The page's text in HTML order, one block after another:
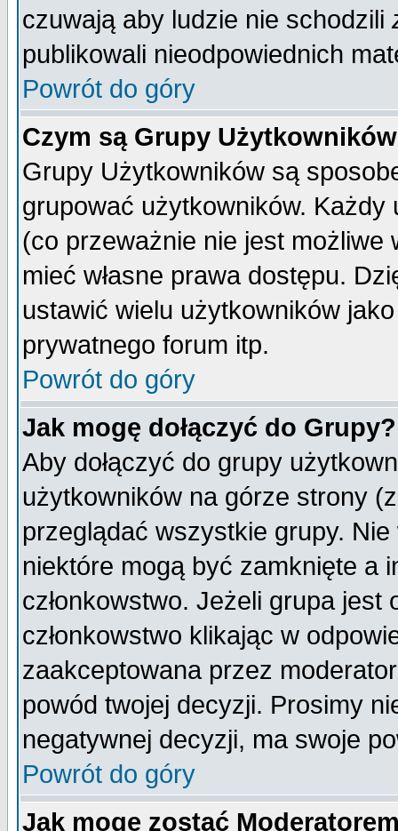
czuwają aby ludzie nie schodzili
publikowali nieodpowiednich
Powrót do góry
Czym są Grupy
Grupy Użytkowników są
grupować użytkowników.
(co przeważnie nie jest
mieć własne prawa dostępu.
ustawić wielu użytkowników
prywatnego forum itp.
Powrót do góry
Jak mogę dołączyć do Grupy?
Aby dołączyć do grupy
użytkowników na górze strony
przeglądać wszystkie grupy.
niektóre mogą być zamknięte a
członkowstwo. Jeżeli grupa
członkowstwo klikając w
zaakceptowana przez
powód twojej decyzji. Prosimy
negatywnej decyzji, ma swoje
Powrót do góry
Jak mogę zostać